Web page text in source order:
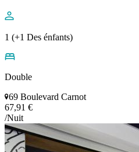
1 (+1 Des énfants)
Double
69 Boulevard Carnot
67,91 €
/Nuit